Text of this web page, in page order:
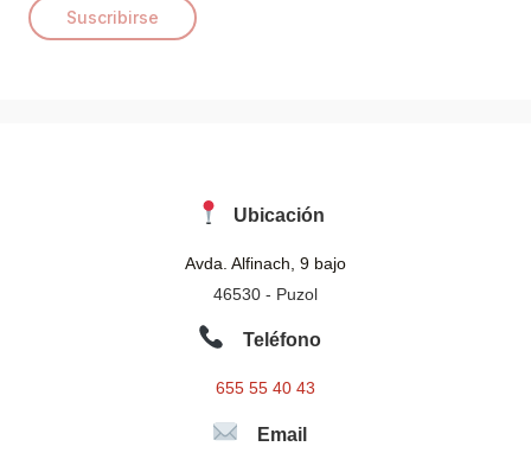
l
Suscribirse
Ubicación
Avda. Alfinach, 9 bajo
46530 - Puzol
Teléfono
655 55 40 43
Email